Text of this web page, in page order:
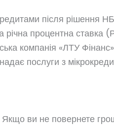
після рішення
річна процентна ставка
компанія «ЛТУ
послуги з
Якщо ви не повернете